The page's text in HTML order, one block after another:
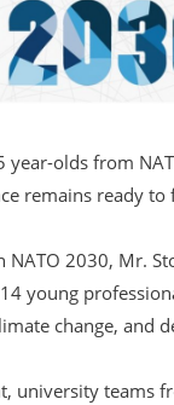
year-olds from
remains ready to
NATO 2030, Mr.
young
change, and
university teams